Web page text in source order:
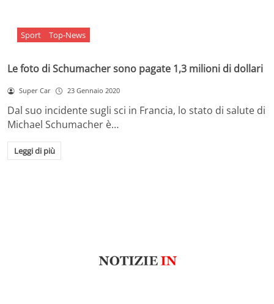
Sport Top-News
Le foto di Schumacher sono pagate 1,3 milioni di dollari
Super Car 23 Gennaio 2020
Dal suo incidente sugli sci in Francia, lo stato di salute di
Michael Schumacher è…
Leggi di più